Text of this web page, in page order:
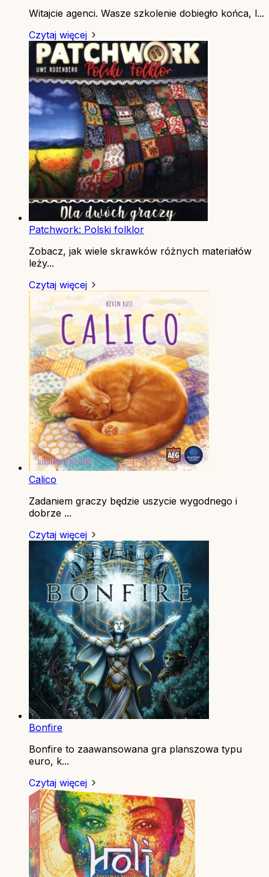
Witajcie agenci. Wasze szkolenie dobiegło końca, l...
Czytaj więcej
Patchwork: Polski folklor
Zobacz, jak wiele skrawków różnych materiałów
leży...
Czytaj więcej
Calico
Zadaniem graczy będzie uszycie wygodnego i
dobrze ...
Czytaj więcej
Bonfire
Bonfire to zaawansowana gra planszowa typu
euro, k...
Czytaj więcej